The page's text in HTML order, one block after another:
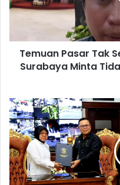
Temuan Pasar Tak
Surabaya Minta